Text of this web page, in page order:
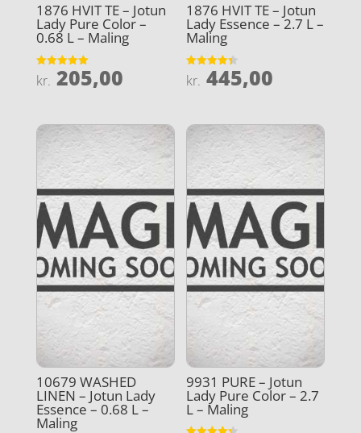
1876 HVIT TE – Jotun
Lady Pure Color –
0.68 L – Maling
Vurderet
5
kr. 205,00
1876 HVIT TE – Jotun
Lady Essence – 2.7 L –
Maling
Vurderet
4.4
kr. 445,00
10679 WASHED
LINEN – Jotun Lady
Essence – 0.68 L –
Maling
9931 PURE – Jotun
Lady Pure Color – 2.7
L – Maling